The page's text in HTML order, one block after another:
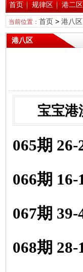
首页 规律区 港二区
当前位置： 首页> 港八区
港八区
宝宝港
065期 26-
066期 16-
067期 39-
068期 28-